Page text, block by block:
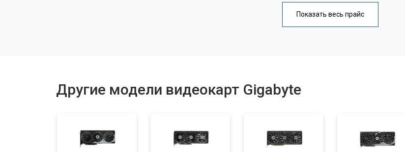
от 60 мин
Показать весь прайс
Другие модели видеокарт Gigabyte